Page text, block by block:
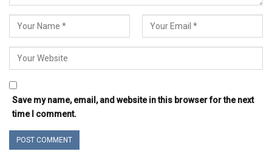
Save my name, email, and website in this browser for the next
time I comment.